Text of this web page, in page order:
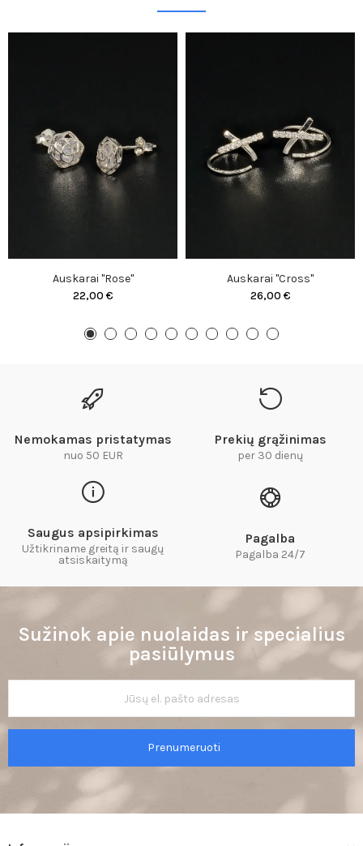
Auskarai "Rose"
22,00 €
Auskarai "Cross"
26,00 €
Nemokamas pristatymas
nuo 50 EUR
Prekių grąžinimas
per 30 dienų
Saugus apsipirkimas
Užtikriname greitą ir saugų
atsiskaitymą​
Pagalba
Pagalba 24/7
Sužinok apie nuolaidas ir specialius
pasiūlymus
Prenumeruoti